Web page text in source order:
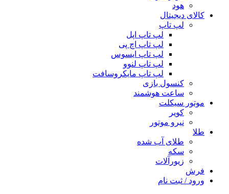
هود
کالای دیجیتال
لپ تاپ
لپ تاپ اپل
لپ تاپ اچ پی
لپ تاپ ایسوس
لپ تاپ لنوو
لپ تاپ مایکروسافت
کنسول بازی
ساعت هوشمند
موتور سیکلت
کویر
نیرو موتور
طلا
طلای آب شده
سکه
زیورآلات
فرش
ورود / ثبت نام